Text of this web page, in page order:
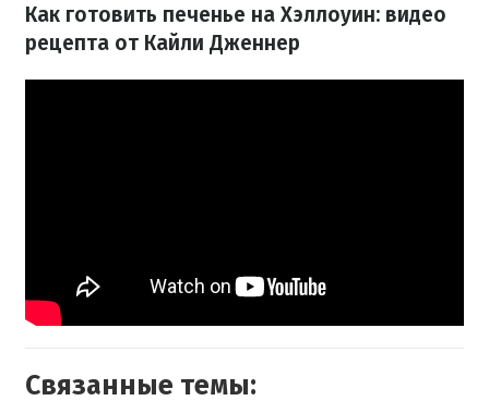
Как готовить печенье на Хэллоуин: видео
рецепта от Кайли Дженнер
Связанные темы: